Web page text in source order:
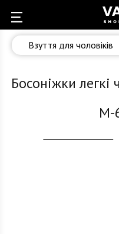
Взуття для чоловіків
Босоніжки легкі